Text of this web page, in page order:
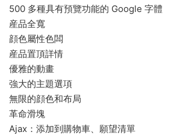
500 多種具有預覽功能的 Google 字體
産品全寬
顔色屬性色闆
産品置頂詳情
優雅的動畫
強大的主題選項
無限的顔色和布局
革命滑塊
Ajax：添加到購物車、願望清單